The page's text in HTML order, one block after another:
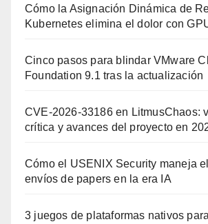
Cómo la Asignación Dinámica de
Kubernetes elimina el dolor con
Cinco pasos para blindar VMware
Foundation 9.1 tras la actualización
CVE-2026-33186 en LitmusChaos:
crítica y avances del proyecto en
Cómo el USENIX Security maneja
envíos de papers en la era IA
3 juegos de plataformas nativos